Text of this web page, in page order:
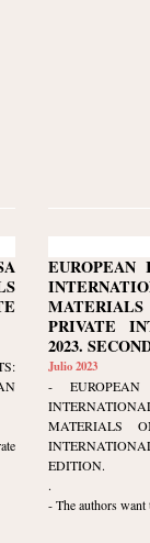
EUROPEAN
PRIVATE
2023.
Julio 2023
-
MATERIALS
EDITION.
.
- The authors